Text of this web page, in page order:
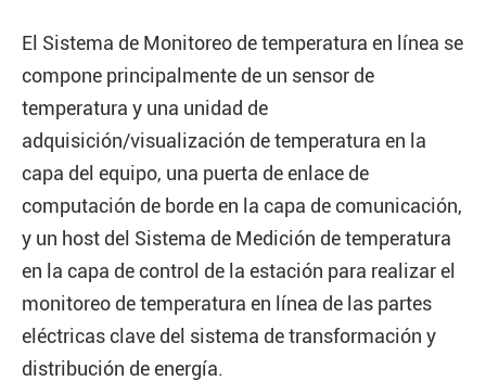
El Sistema de Monitoreo de temperatura en línea se
compone principalmente de un sensor de
temperatura y una unidad de
adquisición/visualización de temperatura en la
capa del equipo, una puerta de enlace de
computación de borde en la capa de comunicación,
y un host del Sistema de Medición de temperatura
en la capa de control de la estación para realizar el
monitoreo de temperatura en línea de las partes
eléctricas clave del sistema de transformación y
distribución de energía.